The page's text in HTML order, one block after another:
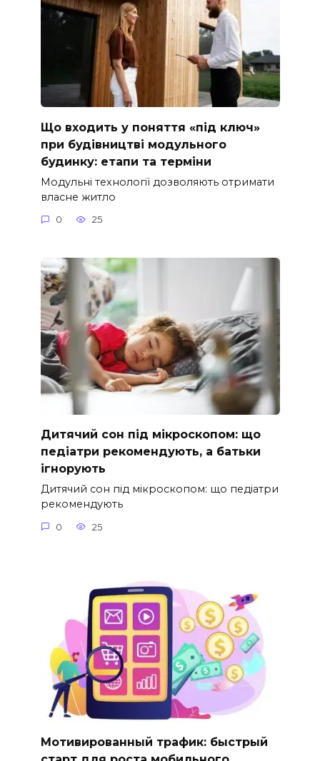
Що входить у поняття «під ключ»
при будівництві модульного
будинку: етапи та терміни
Модульні технології дозволяють отримати
власне житло
0 25
Дитячий сон під мікроскопом: що
педіатри рекомендують, а батьки
ігнорують
Дитячий сон під мікроскопом: що педіатри
рекомендують
0 25
Мотивированный трафик: быстрый